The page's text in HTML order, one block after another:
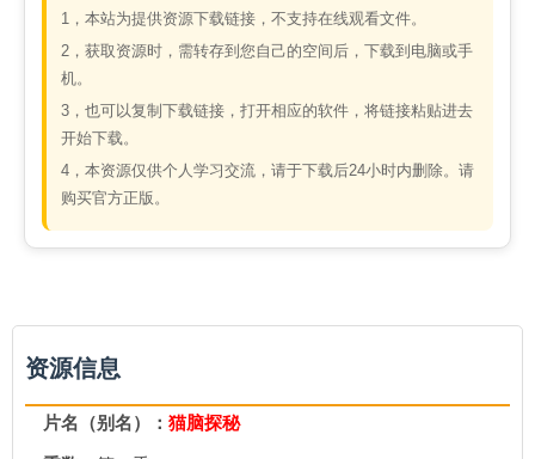
1，本站为提供资源下载链接，不支持在线观看文件。
2，获取资源时，需转存到您自己的空间后，下载到电脑或手
机。
3，也可以复制下载链接，打开相应的软件，将链接粘贴进去
开始下载。
4，本资源仅供个人学习交流，请于下载后24小时内删除。请
购买官方正版。
资源信息
片名（别名）： 猫脑探秘